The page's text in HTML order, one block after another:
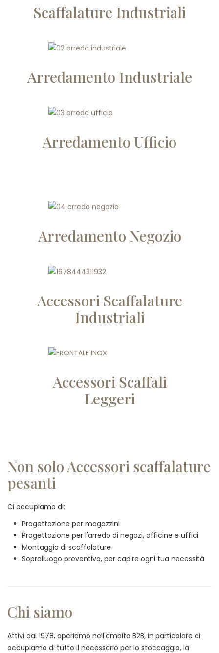
Scaffalature Industriali
Arredamento Industriale
Arredamento Ufficio
Arredamento Negozio
Accessori Scaffalature
Industriali
Accessori Scaffali
Leggeri
Non solo Accessori scaffalature
pesanti
Ci occupiamo di:
Progettazione per magazzini
Progettazione per l'arredo di negozi, officine e uffici
Montaggio di scaffalature
Sopralluogo preventivo, per capire ogni tua necessità
Chi siamo
Attivi dal 1978, operiamo nell'ambito B2B, in particolare ci
occupiamo di tutto il necessario per lo stoccaggio, la